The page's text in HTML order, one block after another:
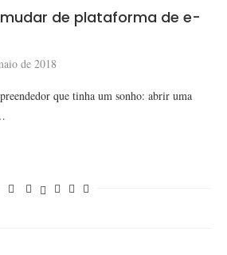
de plataforma de e-
de 2018
que tinha um sonho: abrir uma